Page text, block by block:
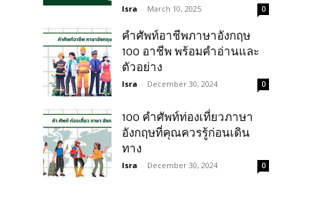
Isra - March 10, 2025 0
คําศัพท์อาชีพภาษาอังกฤษ
100 อาชีพ พร้อมคำอ่านและ
ตัวอย่าง
Isra - December 30, 2024 0
100 คำศัพท์ท่องเที่ยวภาษา
อังกฤษที่คุณควรรู้ก่อนเดิน
ทาง
Isra - December 30, 2024 0